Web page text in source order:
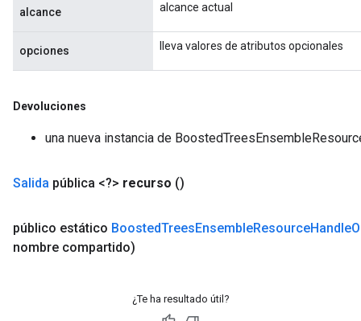
alcance alcance actual
opciones lleva valores de atributos opcionales
Devoluciones
una nueva instancia de
Salida pública <?> recurso ()
público estático BoostedTreesEnsembleResourceHandle
nombre compartido)
¿Te ha resultado útil?